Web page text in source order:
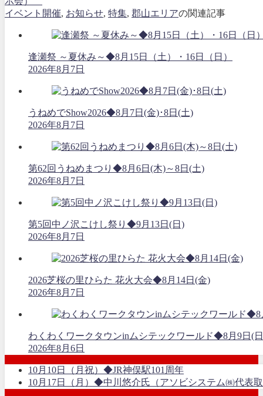
イベント開催, お知らせ, 特集, 郡山エリアの関連記事
逢瀬祭 ～夏休み～◆8月15日（土）・16日（日）
2026年8月7日
うねめでShow2026◆8月7日(金)･8日(土)
2026年8月7日
第62回うねめまつり◆8月6日(木)～8日(土)
2026年8月7日
第5回中ノ沢こけし祭り◆9月13日(日)
2026年8月7日
2026芝桜の里ひらた 花火大会◆8月14日(金)
2026年8月7日
わくわくワークタウンinムシテックワールド◆8月9日(
2026年8月6日
10月10日（月祝）◆JR神俣駅101周年
10月17日（月）◆中川悠介氏（アソビシステム㈱代表